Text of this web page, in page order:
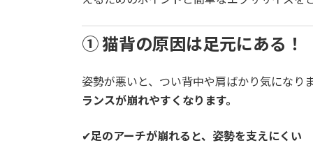
① 猫背の原因は足元にある！
姿勢が悪いと、つい背中や肩ばかり気になり
ランスが崩れやすくなります。
✔足のアーチが崩れると、姿勢を支えにくい